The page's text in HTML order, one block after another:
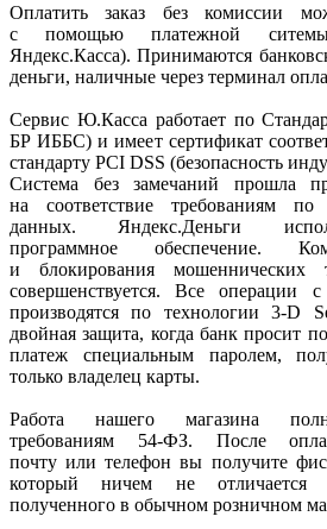
Оплатить заказ без комиссии
с помощью платежной
Яндекс.Касса). Принимаются
деньги, наличные через терминал
Сервис Ю.Касса работает по
БР ИББС) и имеет сертификат
стандарту PCI DSS (безопасность
Система без замечаний прошла
на соответствие требованиям по
данных. Яндекс.Деньги
программное обеспечение.
и блокирования мошеннических
совершенствуется. Все операции
производятся по технологии 3-D
двойная защита, когда банк просит
платеж специальным паролем,
только владелец карты.
Работа нашего магазина
требованиям 54-ФЗ. После
почту или телефон вы получите
который ничем не отличается
полученного в обычном розничном